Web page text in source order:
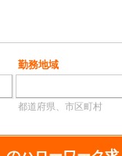
勤務地域
都道府県、市区町村